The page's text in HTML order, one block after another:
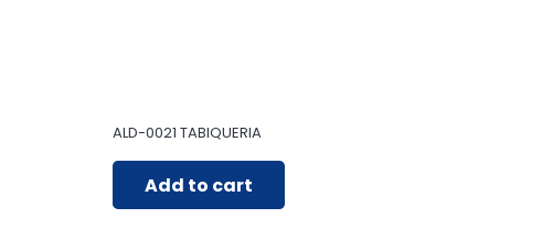
ALD-0021 TABIQUERIA
Add to cart